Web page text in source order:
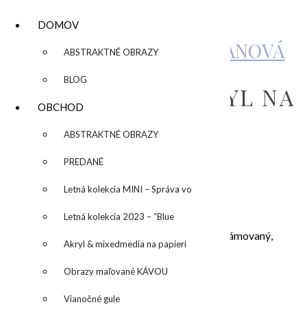
DOMOV
▼ ABSTRAKTNÉ OBRAZY
BLOG
OBCHOD
▼ ABSTRAKTNÉ OBRAZY
PREDANÉ
Letná kolekcia MINI – Správa vo
fľaši
Letná kolekcia 2023 – “Blue
SUN” – “Modré slnko”
Akryl & mixedmedia na papieri
Obrazy maľované KÁVOU
Vianočné gule
KATARÍNA SUJOVÁ KALMANOVÁ
MIXEDMEDIA/ AKRYL NA
PAPIERI 5
by
Mixedmedia/ Akryl na papieri, predáva sa nezarámovaný,
60×42 cm
množstvo
Kategórie: akryl na papieri